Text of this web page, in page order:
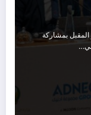
بمشاركة